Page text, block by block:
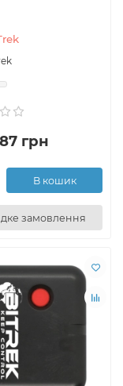
грн
В кошик
замовлення